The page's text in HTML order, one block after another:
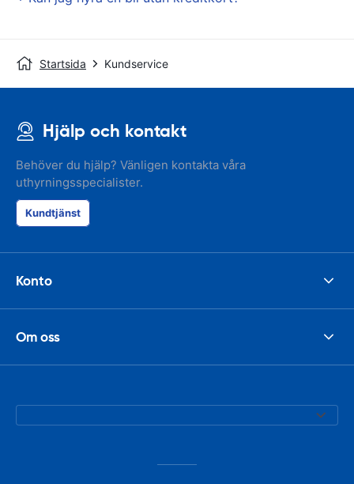
Startsida Kundservice
Hjälp och kontakt
Behöver du hjälp? Vänligen kontakta våra
uthyrningsspecialister.
Kundtjänst
Konto
Om oss